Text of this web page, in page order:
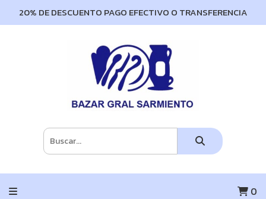
20% DE DESCUENTO PAGO EFECTIVO O TRANSFERENCIA
0